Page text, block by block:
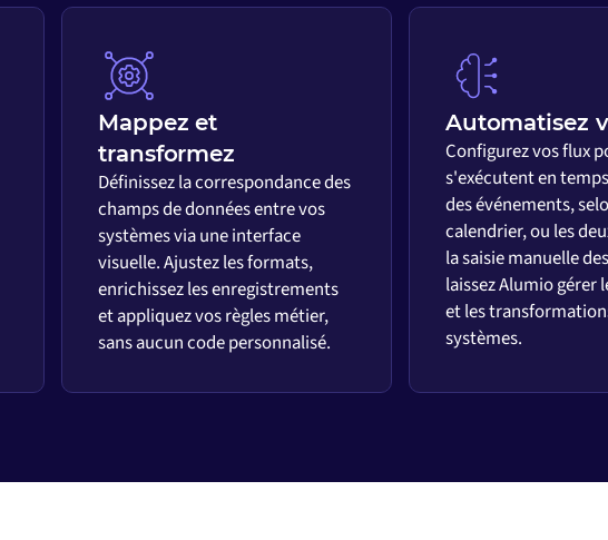
Mappez et
transformez
Définissez la correspondance des
champs de données entre vos
systèmes via une interface
visuelle. Ajustez les formats,
enrichissez les enregistrements
et appliquez vos règles métier,
sans aucun code personnalisé.
Automatisez
Configurez vos flux
s'exécutent en
des événements,
calendrier, ou les
la saisie manuelle
laissez Alumio gérer
et les
systèmes.